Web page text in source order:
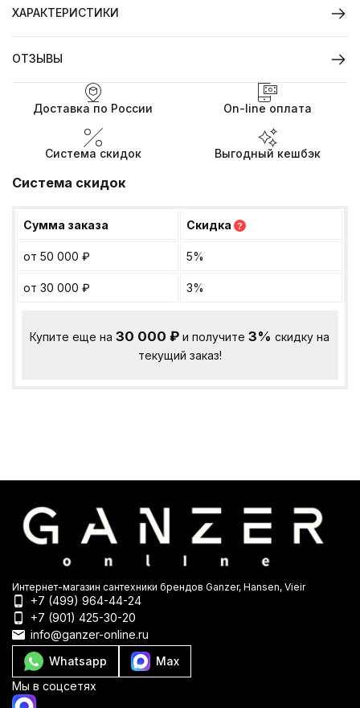
ХАРАКТЕРИСТИКИ
ОТЗЫВЫ
Доставка по России On-line оплата
Система скидок Выгодный кешбэк
Система скидок
Сумма заказа Скидка ?
от 50 000 ₽ 5%
от 30 000 ₽ 3%
Купите еще на30 000₽ и получите3% скидку на
текущий заказ!
Интернет-магазин сантехники брендов Ganzer, Hansen, Vieir
+7 (499) 964-44-24
+7 (901) 425-30-20
info@ganzer-online.ru
Whatsapp
Max
Мы в соцсетях